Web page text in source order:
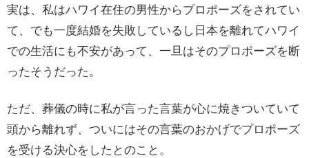
実は、私はハワイ在住の男性からプロポーズをされてい
て、でも一度結婚を失敗しているし日本を離れてハワイ
での生活にも不安があって、一旦はそのプロポーズを断
ったそうだった。
ただ、葬儀の時に私が言った言葉が心に焼きついていて
頭から離れず、ついにはその言葉のおかげでプロポーズ
を受ける決心をしたとのこと。